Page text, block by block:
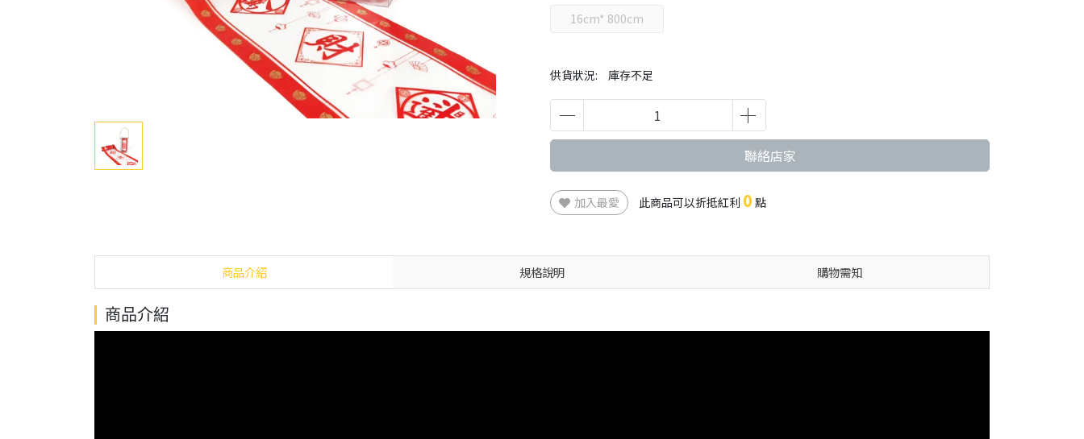
供貨狀況: 庫存不足
16cm* 800cm
聯絡店家
加入最愛 此商品可以折抵紅利 0 點
商品介紹 規格說明 購物需知
商品介紹